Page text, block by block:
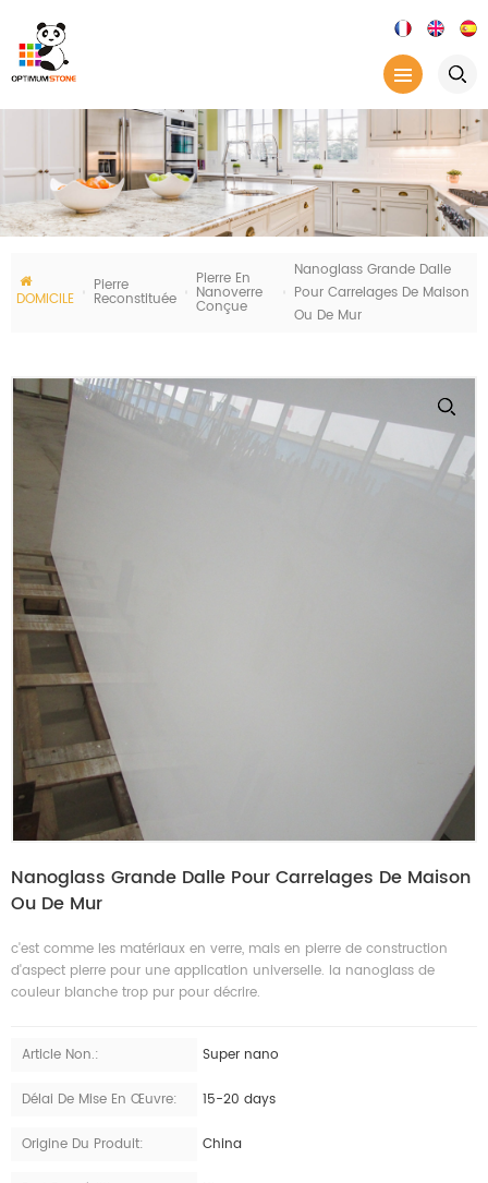
DOMICILE
Pierre
Reconstituée
Pierre En
Nanoverre
Conçue
Nanoglass Grande Dalle
Pour Carrelages De Maison
Ou De Mur
Nanoglass Grande Dalle Pour Carrelages De Maison
Ou De Mur
c'est comme les matériaux en verre, mais en pierre de construction
d'aspect pierre pour une application universelle. la nanoglass de
couleur blanche trop pur pour décrire.
Article Non.: Super nano
Délai De Mise En Œuvre: 15-20 days
Origine Du Produit: China